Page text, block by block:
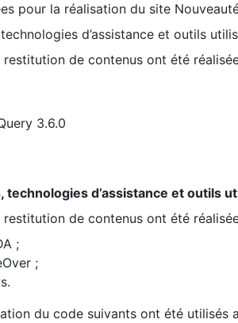
pour la réalisation du site
d’assistance et outils
de contenus ont été
3.6.0
d’assistance et outils
de contenus ont été
;
;
du code suivants ont été utilisés